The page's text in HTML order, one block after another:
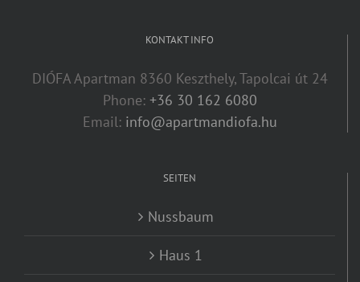
KONTAKT INFO
DIÓFA Apartman 8360 Keszthely, Tapolcai út 24
Phone: +36 30 162 6080
Email: info@apartmandiofa.hu
SEITEN
Nussbaum
Haus 1